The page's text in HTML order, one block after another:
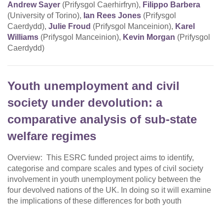
Andrew Sayer (Prifysgol Caerhirfryn), Filippo Barbera
(University of Torino), Ian Rees Jones (Prifysgol
Caerdydd), Julie Froud (Prifysgol Manceinion), Karel
Williams (Prifysgol Manceinion), Kevin Morgan (Prifysgol
Caerdydd)
Youth unemployment and civil
society under devolution: a
comparative analysis of sub-state
welfare regimes
Overview: This ESRC funded project aims to identify,
categorise and compare scales and types of civil society
involvement in youth unemployment policy between the
four devolved nations of the UK. In doing so it will examine
the implications of these differences for both youth